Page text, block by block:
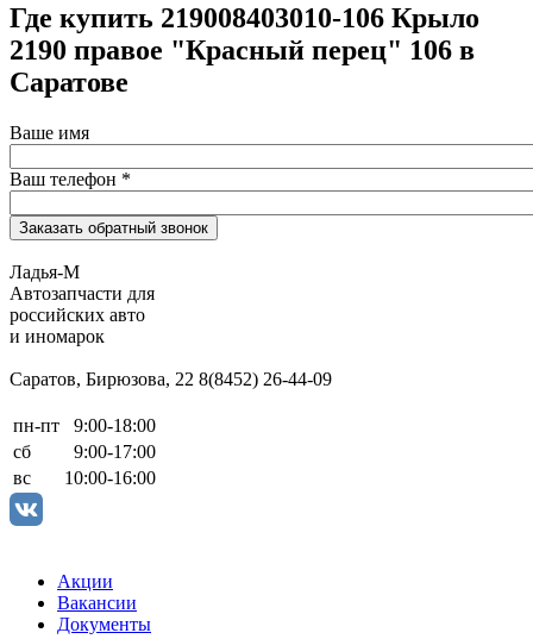
Где купить 219008403010-106 Крыло
2190 правое "Красный перец" 106 в
Саратове
Ваше имя
Ваш телефон *
Ладья-М
Автозапчасти для
российских авто
и иномарок
Саратов, Бирюзова, 22 8(8452) 26-44-09
пн-пт
9:00-18:00
сб
9:00-17:00
вс
10:00-16:00
Акции
Вакансии
Документы